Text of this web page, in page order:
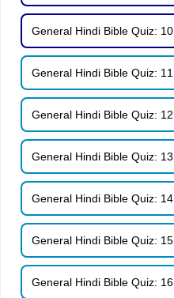
General Hindi Bible Quiz: 10
General Hindi Bible Quiz: 11
General Hindi Bible Quiz: 12
General Hindi Bible Quiz: 13
General Hindi Bible Quiz: 14
General Hindi Bible Quiz: 15
General Hindi Bible Quiz: 16